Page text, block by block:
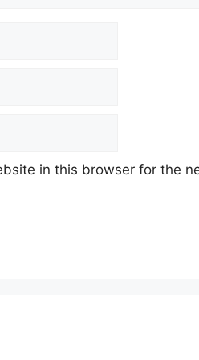
in this browser for the